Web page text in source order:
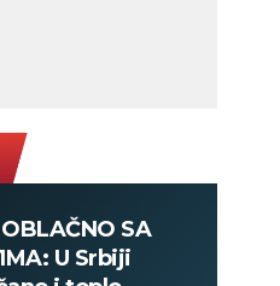
SA
U Srbiji